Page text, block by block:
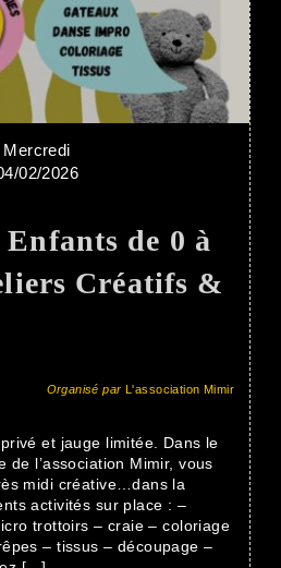
Mercredi
02/2026
de 0 à
Créatifs &
Organisé parL'association Mimir
et jauge limitée. Dans le
de l’association Mimir, vous
midi créative…dans la
activités sur place : –
trottoirs – craie – coloriage
– tissus – découpage –